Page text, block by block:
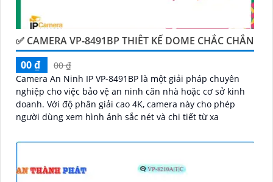
✅ CAMERA VP-8491BP THIÊT KẾ DOME CHẮC CHẮN
00 ₫
00 ₫
Camera An Ninh IP VP-8491BP là một giải pháp chuyên
nghiệp cho việc bảo vệ an ninh căn nhà hoặc cơ sở kinh
doanh. Với độ phân giải cao 4K, camera này cho phép
người dùng xem hình ảnh sắc nét và chi tiết từ xa